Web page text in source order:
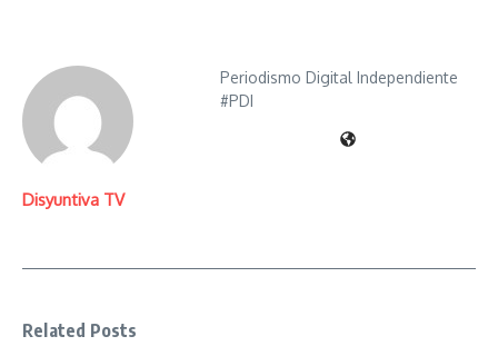
Disyuntiva TV
Periodismo Digital Independiente
#PDI
Related Posts